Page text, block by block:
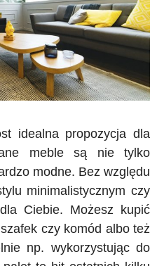
idealna propozycja dla
meble są nie tylko
modne. Bez względu
minimalistycznym czy
Ciebie. Możesz kupić
czy komód albo też
np. wykorzystując do